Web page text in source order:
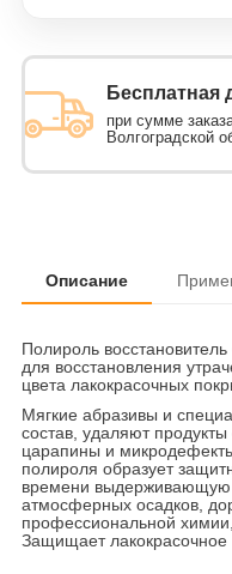
Бесплатная
при сумме
Волгоградской
Описание
Полироль
для восстановления
цвета лакокрасочных
Мягкие абразивы и
состав, удаляют
царапины и
полироля образует
времени выдерживающую
атмосферных осадков,
профессиональной
Защищает лакокрасочное